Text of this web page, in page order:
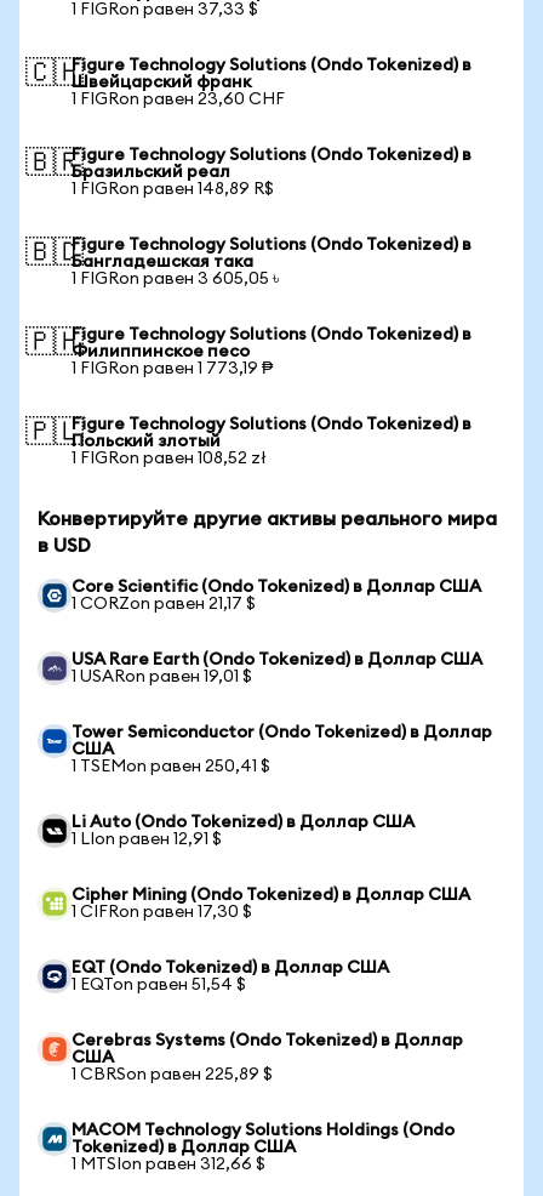
1 FIGRon равен 37,33 $
🇨🇭Figure Technology Solutions (Ondo Tokenized) в
Швейцарский франк
1 FIGRon равен 23,60 CHF
🇧🇷Figure Technology Solutions (Ondo Tokenized) в
Бразильский реал
1 FIGRon равен 148,89 R$
🇧🇩Figure Technology Solutions (Ondo Tokenized) в
Бангладешская така
1 FIGRon равен 3 605,05 ৳
🇵🇭Figure Technology Solutions (Ondo Tokenized) в
Филиппинское песо
1 FIGRon равен 1 773,19 ₱
🇵🇱Figure Technology Solutions (Ondo Tokenized) в
Польский злотый
1 FIGRon равен 108,52 zł
Конвертируйте другие активы реального мира
в USD
Core Scientific (Ondo Tokenized) в Доллар США
1 CORZon равен 21,17 $
USA Rare Earth (Ondo Tokenized) в Доллар США
1 USARon равен 19,01 $
Tower Semiconductor (Ondo Tokenized) в Доллар
США
1 TSEMon равен 250,41 $
Li Auto (Ondo Tokenized) в Доллар США
1 LIon равен 12,91 $
Cipher Mining (Ondo Tokenized) в Доллар США
1 CIFRon равен 17,30 $
EQT (Ondo Tokenized) в Доллар США
1 EQTon равен 51,54 $
Cerebras Systems (Ondo Tokenized) в Доллар
США
1 CBRSon равен 225,89 $
MACOM Technology Solutions Holdings (Ondo
Tokenized) в Доллар США
1 MTSIon равен 312,66 $